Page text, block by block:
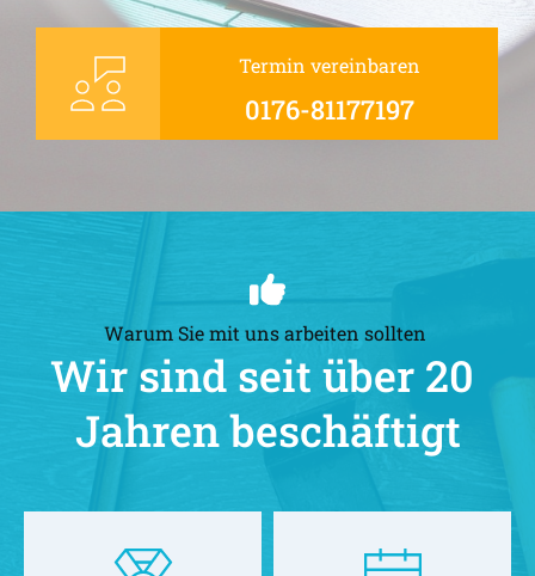
Termin vereinbaren
0176-81177197
Warum Sie mit uns arbeiten sollten
Wir sind seit über 20
Jahren beschäftigt